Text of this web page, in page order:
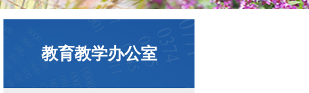
教育教学办公室